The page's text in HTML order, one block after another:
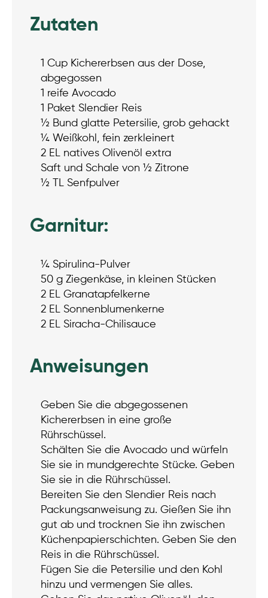
Zutaten
1 Cup Kichererbsen aus der Dose,
abgegossen
1 reife Avocado
1 Paket Slendier Reis
½ Bund glatte Petersilie, grob gehackt
¼ Weißkohl, fein zerkleinert
2 EL natives Olivenöl extra
Saft und Schale von ½ Zitrone
½ TL Senfpulver
Garnitur:
¼ Spirulina-Pulver
50 g Ziegenkäse, in kleinen Stücken
2 EL Granatapfelkerne
2 EL Sonnenblumenkerne
2 EL Siracha-Chilisauce
Anweisungen
Geben Sie die abgegossenen
Kichererbsen in eine große
Rührschüssel.
Schälten Sie die Avocado und würfeln
Sie sie in mundgerechte Stücke. Geben
Sie sie in die Rührschüssel.
Bereiten Sie den Slendier Reis nach
Packungsanweisung zu. Gießen Sie ihn
gut ab und trocknen Sie ihn zwischen
Küchenpapierschichten. Geben Sie den
Reis in die Rührschüssel.
Fügen Sie die Petersilie und den Kohl
hinzu und vermengen Sie alles.